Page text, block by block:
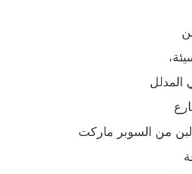
المدلل
من السوبر ماركت